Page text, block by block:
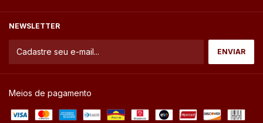
NEWSLETTER
Meios de pagamento